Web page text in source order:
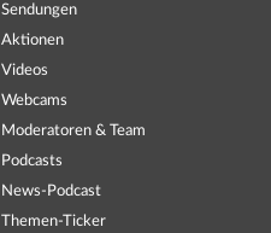
Sendungen
Aktionen
Videos
Webcams
Moderatoren & Team
Podcasts
News-Podcast
Themen-Ticker